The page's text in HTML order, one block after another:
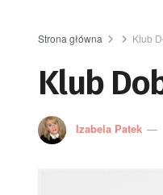
Strona główna Klub
Klub
Izabela Patek